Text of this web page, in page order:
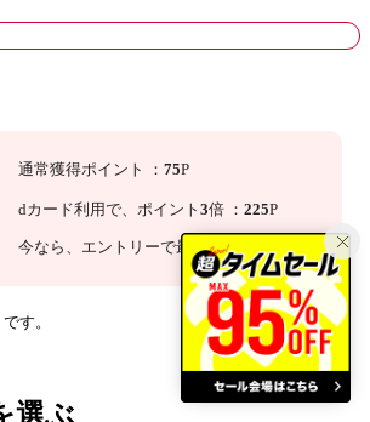
通常獲得ポイント ： 75P
dカード利用で、 ポイント 3倍 ： 225P
今なら 、エントリーで最大 倍！
です。
選ぶ